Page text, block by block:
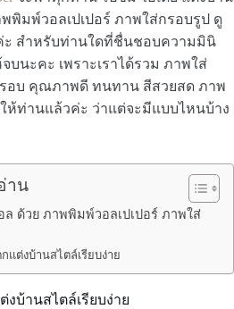
พิมพ์วอลเปเปอร์ ภาพใส่กรอบรูป ดู
ะ สำหรับท่านใดที่ชื่นชอบความมินิ
บนะคะ เพราะเราได้รวม ภาพใส่
อบ คุณภาพดี ทนทาน สีสวยสด ภาพ
ห้ท่านแล้วค่ะ ว่าแต่จะมีแบบไหนบ้าง
าน
ด้วย ภาพพิมพ์วอลเปเปอร์ ภาพใส่
แต่งบ้านสไตล์เรียบง่าย
บ้านสไตล์เรียบง่าย